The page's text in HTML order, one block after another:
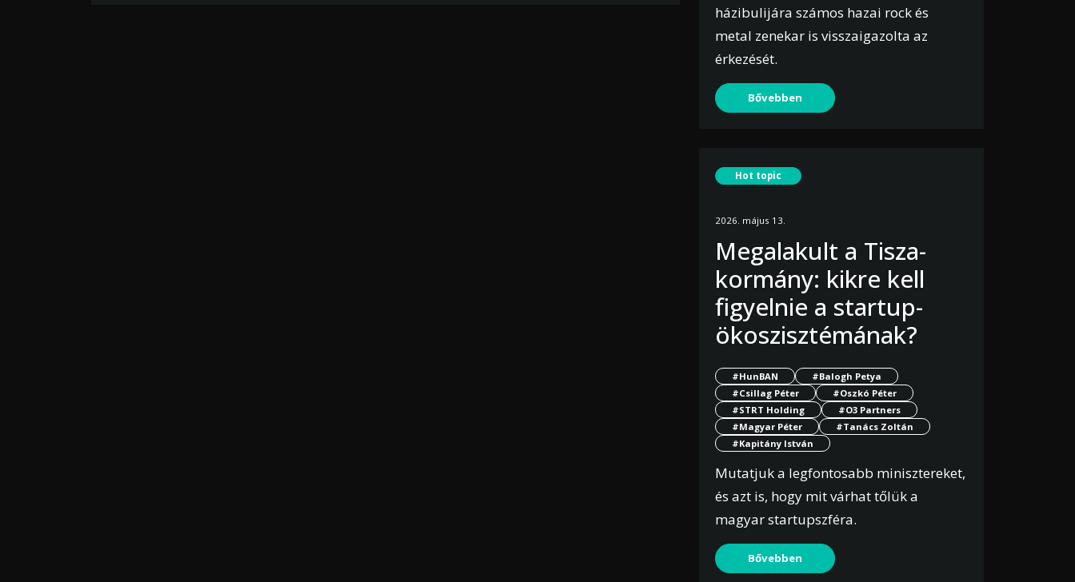
házibulijára számos hazai rock és
metal zenekar is visszaigazolta az
érkezését.
Bővebben
Hot topic
2026. május 13.
Megalakult a Tisza-
kormány: kikre kell
figyelnie a startup-
ökoszisztémának?
#HunBAN
#Balogh Petya
#Csillag Péter
#Oszkó Péter
#STRT Holding
#O3 Partners
#Magyar Péter
#Tanács Zoltán
#Kapitány István
Mutatjuk a legfontosabb minisztereket,
és azt is, hogy mit várhat tőlük a
magyar startupszféra.
Bővebben